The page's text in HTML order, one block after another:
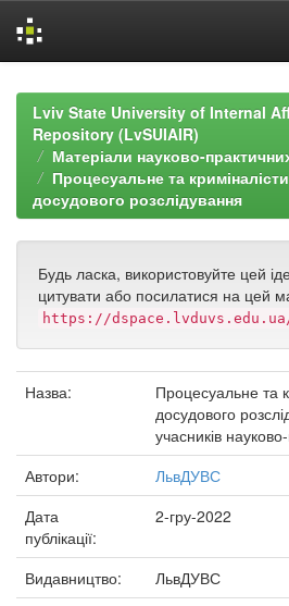
navigationLviv State University of Internal
Repository (LvSUIAIR)
Матеріали науково-
Процесуальне та
досудового розслідування
Будь ласка, використовуйте цей
цитувати або посилатися на цей
https://dspace.lvduvs.edu.ua/
Назва:
Процесуальне та
досудового
учасників
Автори:
ЛьвДУВС
Дата
публікації:
2-гру-2022
Видавництво:
ЛьвДУВС